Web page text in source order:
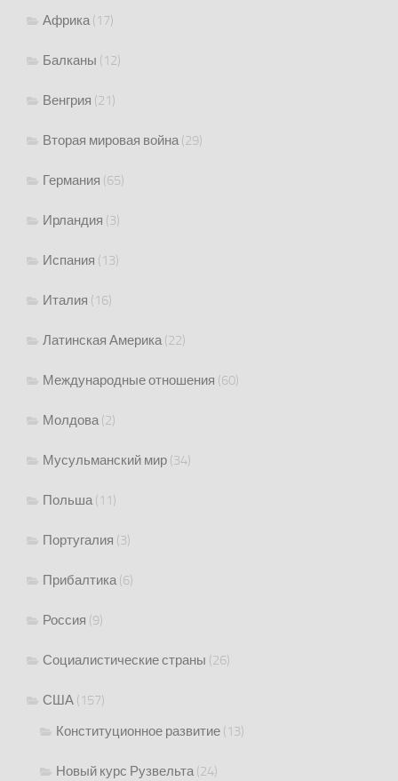
Африка(17)
Балканы (12)
Венгрия (21)
Вторая мировая война(29)
Германия (65)
Ирландия (3)
Испания (13)
Италия (16)
Латинская Америка(22)
Международные отношения (60)
Молдова(2)
Мусульманский мир (34)
Польша(11)
Португалия (3)
Прибалтика(6)
Россия (9)
Социалистические страны (26)
США (157)
Конституционное развитие (13)
Новый курс Рузвельта(24)